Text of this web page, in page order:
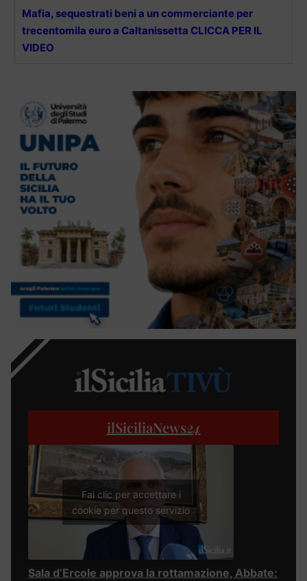
Mafia, sequestrati beni a un commerciante per
trecentomila euro a Caltanissetta CLICCA PER IL
VIDEO
ilSiciliaNews24
Fai clic per accettare i
cookie per questo servizio
Sala d’Ercole approva la rottamazione, Abbate: